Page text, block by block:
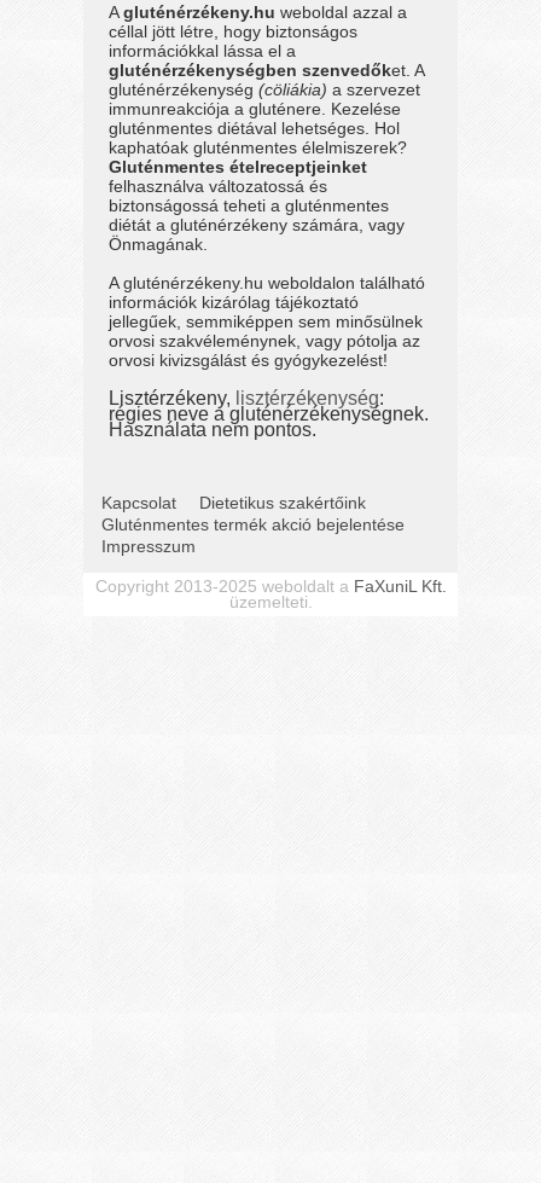
Agluténérzékeny.hu weboldal azzal a
céllal jött létre, hogy biztonságos
információkkal lássa el a
gluténérzékenységben szenvedőket. A
gluténérzékenység(cöliákia) a szervezet
immunreakciója a gluténere. Kezelése
gluténmentes diétával lehetséges. Hol
kaphatóak gluténmentes élelmiszerek?
Gluténmentes ételreceptjeinket
felhasználva változatossá és
biztonságossá teheti a gluténmentes
diétát a gluténérzékeny számára, vagy
Önmagának.
A gluténérzékeny.hu weboldalon található
információk kizárólag tájékoztató
jellegűek, semmiképpen sem minősülnek
orvosi szakvéleménynek, vagy pótolja az
orvosi kivizsgálást és gyógykezelést!
Lisztérzékeny, lisztérzékenység:
régies neve a gluténérzékenységnek.
Használata nem pontos.
Kapcsolat
Dietetikus szakértőink
Gluténmentes termék akció bejelentése
Impresszum
Copyright 2013-2025 weboldalt a FaXuniL Kft.
üzemelteti.